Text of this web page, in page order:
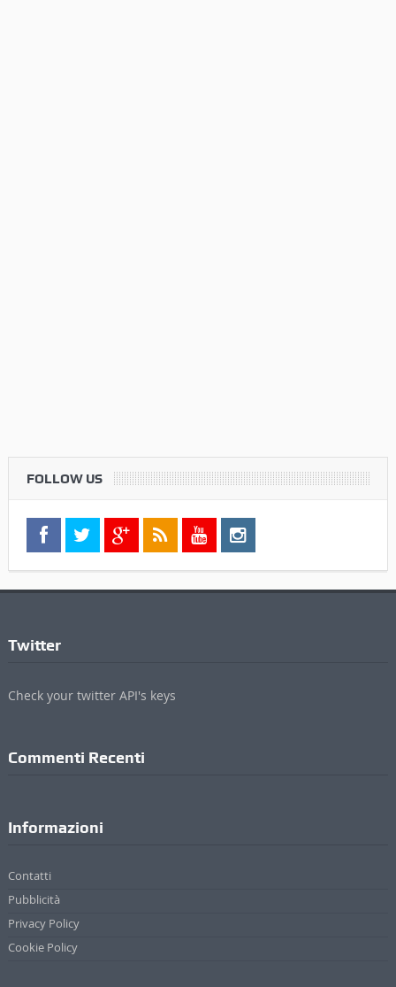
FOLLOW US
Twitter
Check your twitter API's keys
Commenti Recenti
Informazioni
Contatti
Pubblicità
Privacy Policy
Cookie Policy